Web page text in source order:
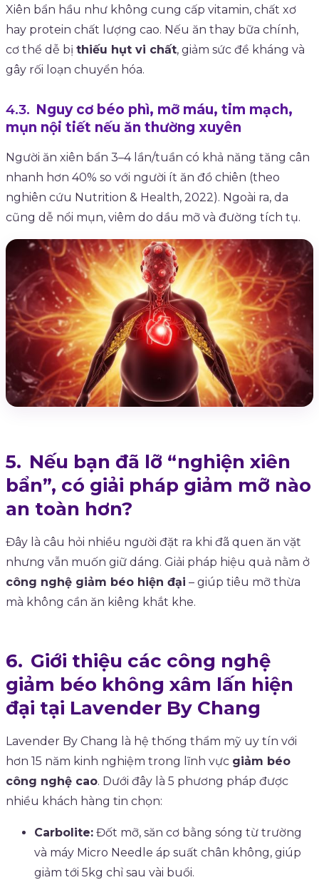
Xiên bẩn hầu như không cung cấp vitamin, chất xơ
hay protein chất lượng cao. Nếu ăn thay bữa chính,
cơ thể dễ bị thiếu hụt vi chất, giảm sức đề kháng và
gây rối loạn chuyển hóa.
Nguy cơ béo phì, mỡ máu, tim mạch,
mụn nội tiết nếu ăn thường xuyên
Người ăn xiên bẩn 3–4 lần/tuần có khả năng tăng cân
nhanh hơn 40% so với người ít ăn đồ chiên (theo
nghiên cứu Nutrition & Health, 2022). Ngoài ra, da
cũng dễ nổi mụn, viêm do dầu mỡ và đường tích tụ.
Nếu bạn đã lỡ “nghiện xiên
bẩn”, có giải pháp giảm mỡ nào
an toàn hơn?
Đây là câu hỏi nhiều người đặt ra khi đã quen ăn vặt
nhưng vẫn muốn giữ dáng. Giải pháp hiệu quả nằm ở
công nghệ giảm béo hiện đại – giúp tiêu mỡ thừa
mà không cần ăn kiêng khắt khe.
Giới thiệu các công nghệ
giảm béo không xâm lấn hiện
đại tại Lavender By Chang
Lavender By Chang là hệ thống thẩm mỹ uy tín với
hơn 15 năm kinh nghiệm trong lĩnh vực giảm béo
công nghệ cao. Dưới đây là 5 phương pháp được
nhiều khách hàng tin chọn:
Carbolite: Đốt mỡ, săn cơ bằng sóng từ trường
và máy Micro Needle áp suất chân không, giúp
giảm tới 5kg chỉ sau vài buổi.